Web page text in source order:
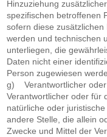
Hinzuziehung
spezifischen betroffenen
sofern diese
werden und technischen
unterliegen, die
Daten nicht einer
Person zugewiesen
g) Verantwortlicher oder
Verantwortlicher oder für
natürliche oder
andere Stelle, die allein
Zwecke und Mittel der